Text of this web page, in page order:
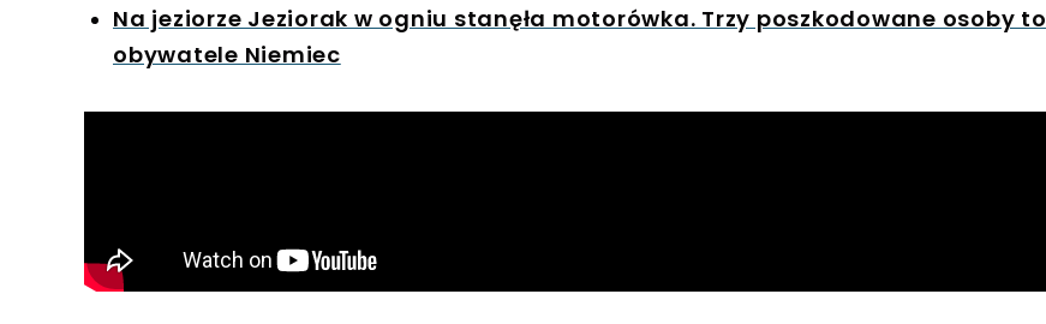
Na jeziorze Jeziorak w ogniu stanęła motorówka. Trzy poszkodowane osoby to
obywatele Niemiec